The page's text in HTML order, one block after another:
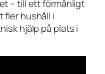
– till ett förmånligt
fler hushåll i
hjälp på plats i